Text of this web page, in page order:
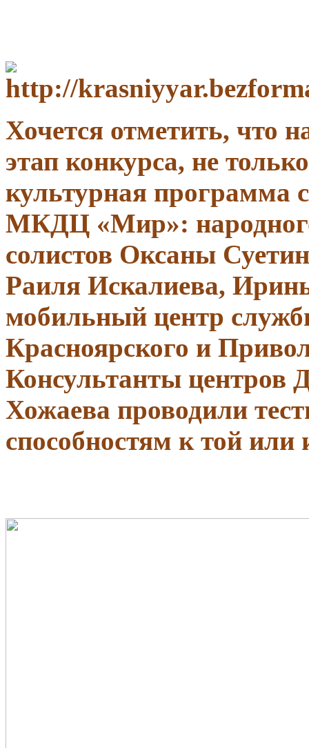
Хочется отметить, что
этап конкурса, не
культурная программа
МКДЦ «Мир»:
солистов Оксаны
Раиля Искалиева,
мобильный центр
Красноярского и
Консультанты центров
Хожаева проводили
способностям к той или